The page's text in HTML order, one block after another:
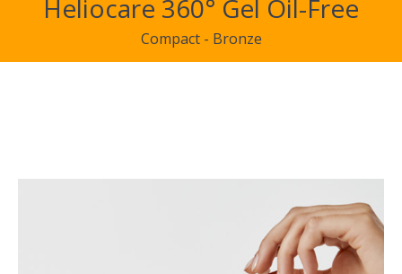
Heliocare 360° Gel Oil-Free
Compact - Bronze